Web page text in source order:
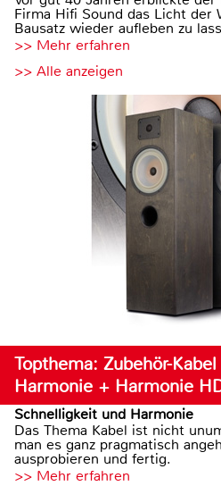
Firma Hifi Sound das Licht der
Bausatz wieder aufleben zu
>> Mehr erfahren
>> Alle anzeigen
Topthema: Zubehör-
Harmonie + Harmonie
Schnelligkeit und Harmonie
Das Thema Kabel ist nicht
man es ganz pragmatisch
ausprobieren und fertig.
>> Mehr erfahren